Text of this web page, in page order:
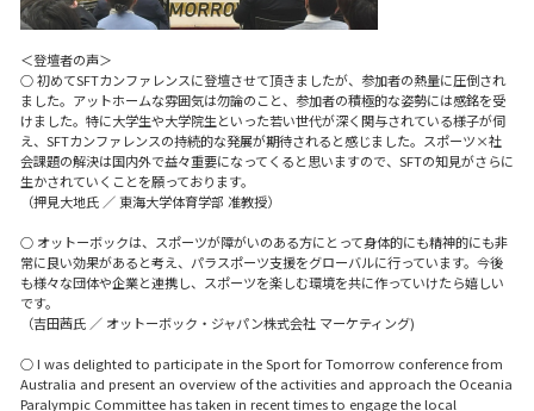
＜登壇者の声＞
○ 初めてSFTカンファレンスに登壇させて頂きましたが、参加者の熱量に圧倒され
ました。アットホームな雰囲気は勿論のこと、参加者の積極的な姿勢には感銘を受
けました。特に大学生や大学院生といった若い世代が深く関与されている様子が伺
え、SFTカンファレンスの持続的な発展が期待されると感じました。スポーツ×社
会課題の解決は国内外で益々重要になってくると思いますので、SFTの知見がさらに
生かされていくことを願っております。
（押見大地氏 ／ 東海大学体育学部 准教授）
○ オットーボックは、スポーツが障がいのある方にとって身体的にも精神的にも非
常に良い効果があると考え、パラスポーツ支援をグローバルに行っています。今後
も様々な団体や企業と連携し、スポーツを楽しむ環境を共に作っていけたら嬉しい
です。
（吉田茜氏 ／ オットーボック・ジャパン株式会社 マーケティング)
○ I was delighted to participate in the Sport for Tomorrow conference from
Australia and present an overview of the activities and approach the Oceania
Paralympic Committee has taken in recent times to engage the local